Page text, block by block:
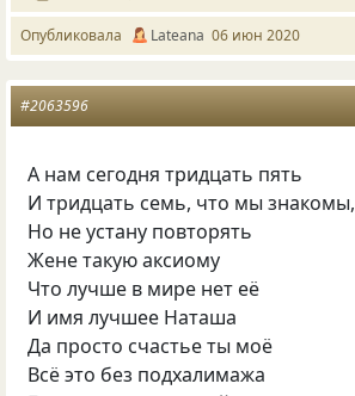
Опубликовала Lateana 06 июн 2020
#2063596
А нам сегодня тридцать пять
И тридцать семь, что мы знакомы,
Но не устану повторять
Жене такую аксиому
Что лучше в мире нет её
И имя лучшее Наташа
Да просто счастье ты моё
Всё это без подхалимажа